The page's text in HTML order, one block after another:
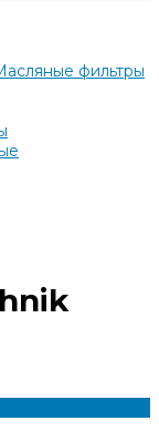
фильтры